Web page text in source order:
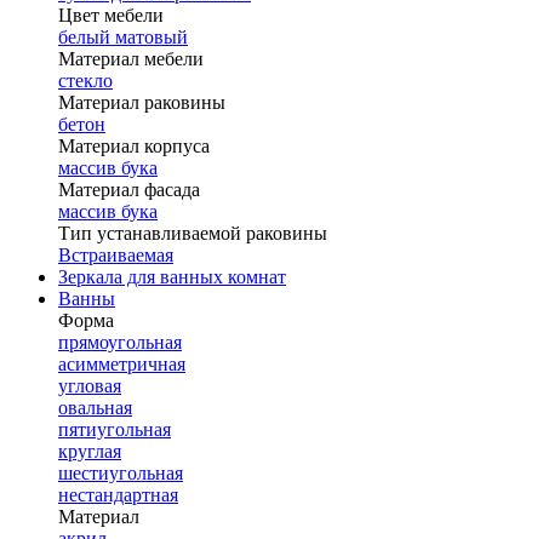
Цвет мебели
белый матовый
Материал мебели
стекло
Материал раковины
бетон
Материал корпуса
массив бука
Материал фасада
массив бука
Тип устанавливаемой раковины
Встраиваемая
Зеркала для ванных комнат
Ванны
Форма
прямоугольная
асимметричная
угловая
овальная
пятиугольная
круглая
шестиугольная
нестандартная
Материал